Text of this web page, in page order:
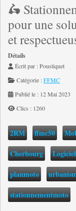
🛵
pour une
et
Détails
Écrit par :Poustiquet
Catégorie :FFMC
Publié le : 12 Mai 2023
Clics : 1260
2RM ffmc50
Cherbourg
planmoto
stationnementmoto